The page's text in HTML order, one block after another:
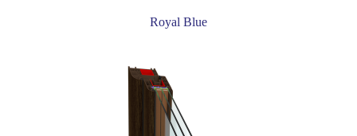
Royal Blue